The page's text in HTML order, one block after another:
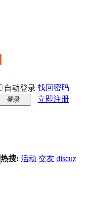
自动登录 找回密码
登录
立即注册
热搜: 活动 交友 discuz